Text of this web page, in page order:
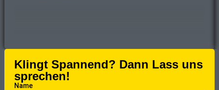
Klingt Spannend? Dann Lass uns
sprechen!
Name